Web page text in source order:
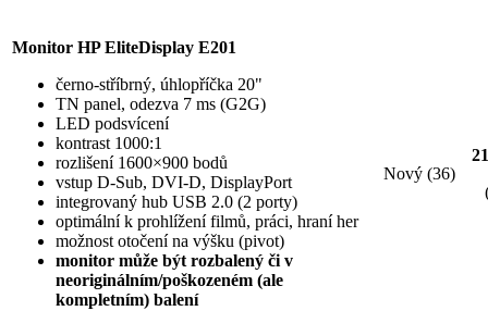
Monitor HP EliteDisplay E201
černo-stříbrný, úhlopříčka 20"
TN panel, odezva 7 ms (G2G)
LED podsvícení
kontrast 1000:1
rozlišení 1600×900 bodů
vstup D-Sub, DVI-D, DisplayPort
integrovaný hub USB 2.0 (2 porty)
optimální k prohlížení filmů, práci, hraní her
možnost otočení na výšku (pivot)
monitor může být rozbalený či v
neoriginálním/poškozeném (ale
kompletním) balení
Nový (36)